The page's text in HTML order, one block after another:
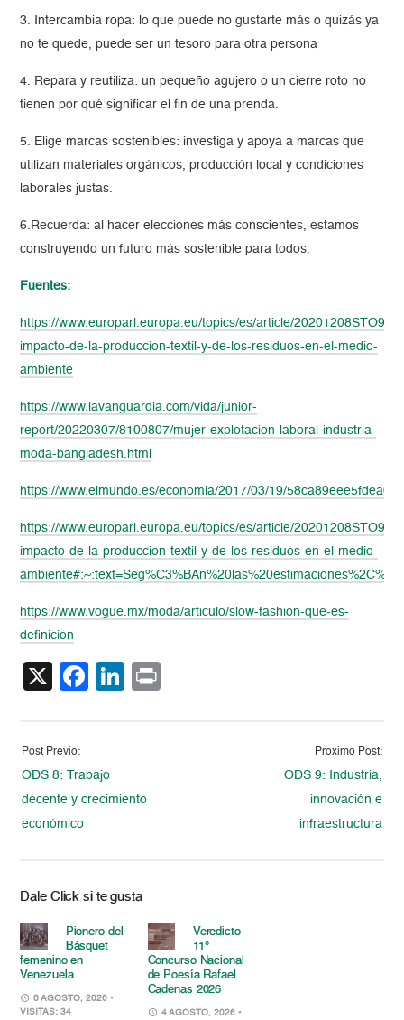
3. Intercambia ropa: lo que puede no gustarte más o quizás ya
no te quede, puede ser un tesoro para otra persona
4. Repara y reutiliza: un pequeño agujero o un cierre roto no
tienen por qué significar el fin de una prenda.
5. Elige marcas sostenibles: investiga y apoya a marcas que
utilizan materiales orgánicos, producción local y condiciones
laborales justas.
6. Recuerda: al hacer elecciones más conscientes, estamos
construyendo un futuro más sostenible para todos.
Fuentes:
https://www.europarl.europa.eu/topics/es/article/
impacto-de-la-produccion-textil-y-de-los-residuos-en-el-medio-
ambiente
https://www.lavanguardia.com/vida/junior-
report/20220307/8100807/mujer-explotacion-laboral-industria-
moda-bangladesh.html
https://www.elmundo.es/economia/2017/03/19/
https://www.europarl.europa.eu/topics/es/article/
impacto-de-la-produccion-textil-y-de-los-residuos-en-el-medio-
https://www.vogue.mx/moda/articulo/slow-fashion-que-es-
definicion
X Facebook
LinkedIn
Post Previo:
ODS 8: Trabajo
decente y crecimiento
económico
Proximo Post:
ODS 9: Industria,
innovación e
infraestructura
Dale Click si te gusta
Pionero del
Básquet
femenino en
Venezuela
6 AGOSTO, 2026 •
VISITAS: 34
Veredicto
11°
Concurso Nacional
de Poesía Rafael
Cadenas 2026
4 AGOSTO, 2026 •